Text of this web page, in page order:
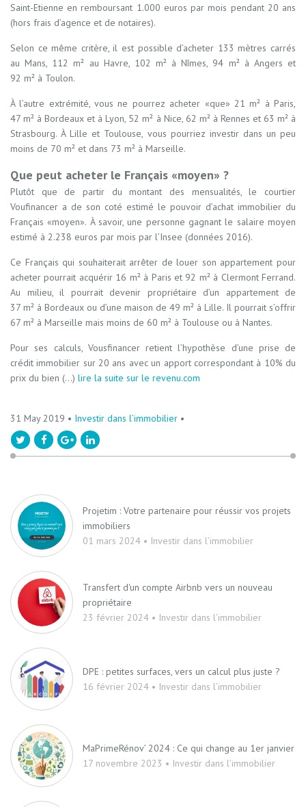
Saint-Etienne en remboursant 1.000 euros par mois pendant 20 ans
(hors frais d’agence et de notaires).
Selon ce même critère, il est possible d’acheter 133 mètres carrés
au Mans, 112 m² au Havre, 102 m² à Nîmes, 94 m² à Angers et
92 m² à Toulon.
À l’autre extrémité, vous ne pourrez acheter «que» 21 m² à Paris,
47 m² à Bordeaux et à Lyon, 52 m² à Nice, 62 m² à Rennes et 63 m² à
Strasbourg. À Lille et Toulouse, vous pourriez investir dans un peu
moins de 70 m² et dans 73 m² à Marseille.
Que peut acheter le Français «moyen» ?
Plutôt que de partir du montant des mensualités, le courtier
Voufinancer a de son coté estimé le pouvoir d’achat immobilier du
Français «moyen». À savoir, une personne gagnant le salaire moyen
estimé à 2.238 euros par mois par l’Insee (données 2016).
Ce Français qui souhaiterait arrêter de louer son appartement pour
acheter pourrait acquérir 16 m² à Paris et 92 m² à Clermont Ferrand.
Au milieu, il pourrait devenir propriétaire d’un appartement de
37 m² à Bordeaux ou d’une maison de 49 m² à Lille. Il pourrait s’offrir
67 m² à Marseille mais moins de 60 m² à Toulouse ou à Nantes.
Pour ses calculs, Vousfinancer retient l’hypothèse d’une prise de
crédit immobilier sur 20 ans avec un apport correspondant à 10% du
prix du bien (...) lire la suite sur le revenu.com
31 May 2019 • Investir dans l’immobilier •
Projetim : Votre partenaire pour réussir vos projets
immobiliers
01 mars 2024 • Investir dans l’immobilier
Transfert d'un compte Airbnb vers un nouveau
propriétaire
23 février 2024 • Investir dans l’immobilier
DPE : petites surfaces, vers un calcul plus juste ?
16 février 2024 • Investir dans l’immobilier
MaPrimeRénov’ 2024 : Ce qui change au 1er janvier
17 novembre 2023 • Investir dans l’immobilier